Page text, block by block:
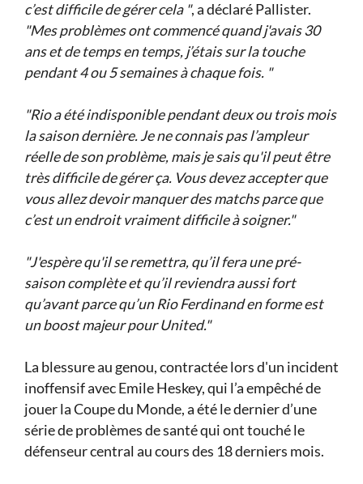
c’est difficile de gérer cela ", a déclaré Pallister.
"Mes problèmes ont commencé quand j'avais 30
ans et de temps en temps, j’étais sur la touche
pendant 4 ou 5 semaines à chaque fois. "
"Rio a été indisponible pendant deux ou trois mois
la saison dernière. Je ne connais pas l’ampleur
réelle de son problème, mais je sais qu'il peut être
très difficile de gérer ça. Vous devez accepter que
vous allez devoir manquer des matchs parce que
c’est un endroit vraiment difficile à soigner."
"J'espère qu'il se remettra, qu’il fera une pré-
saison complète et qu’il reviendra aussi fort
qu’avant parce qu’un Rio Ferdinand en forme est
un boost majeur pour United."
La blessure au genou, contractée lors d'un incident
inoffensif avec Emile Heskey, qui l’a empêché de
jouer la Coupe du Monde, a été le dernier d’une
série de problèmes de santé qui ont touché le
défenseur central au cours des 18 derniers mois.